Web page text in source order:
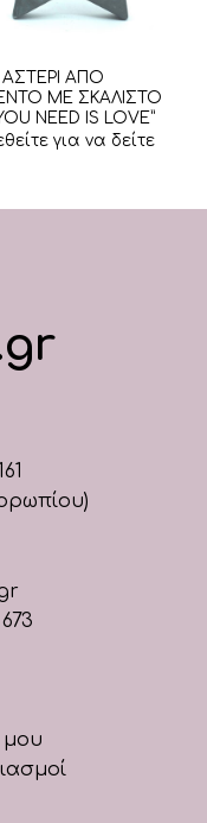
ΑΣΤΕΡΙ ΑΠΟ
ΜΕ ΣΚΑΛΙΣΤΟ
NEED IS LOVE”
για να δείτε